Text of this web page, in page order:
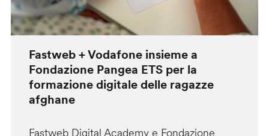
Fastweb + Vodafone insieme a
Fondazione Pangea ETS per la
formazione digitale delle ragazze
afghane
Fastweb Digital Academy e Fondazione